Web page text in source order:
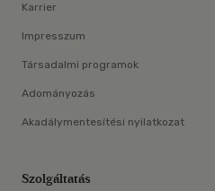
Karrier
Impresszum
Társadalmi programok
Adományozás
Akadálymentesítési nyilatkozat
Szolgáltatás